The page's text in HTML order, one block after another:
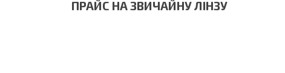
ПРАЙС НА ЗВИЧАЙНУ ЛІНЗУ